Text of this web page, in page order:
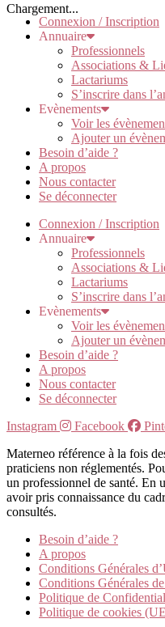
Chargement...
Connexion / Inscription
Annuaire
Professionnels
Associations &
Lactariums
S’inscrire dans
Evènements
Voir les
Ajouter un
Besoin d’aide ?
A propos
Nous contacter
Se déconnecter
Connexion / Inscription
Annuaire
Professionnels
Associations &
Lactariums
S’inscrire dans
Evènements
Voir les
Ajouter un
Besoin d’aide ?
A propos
Nous contacter
Se déconnecter
Instagram
Facebook
Materneo référence à la fois
praticiens non réglementés.
un professionnel de santé. En
avoir pris connaissance du
consultés.
Besoin d’aide ?
A propos
Conditions Générales
Conditions Générales
Politique de
Politique de cookies